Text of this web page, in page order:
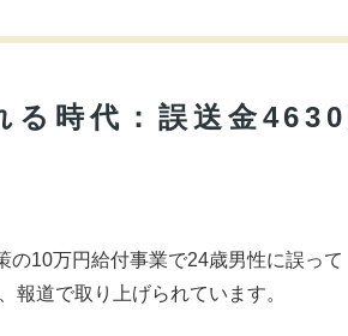
る時代：誤送金4630
の10万円給付事業で24歳男性に誤って
報道で取り上げられています。